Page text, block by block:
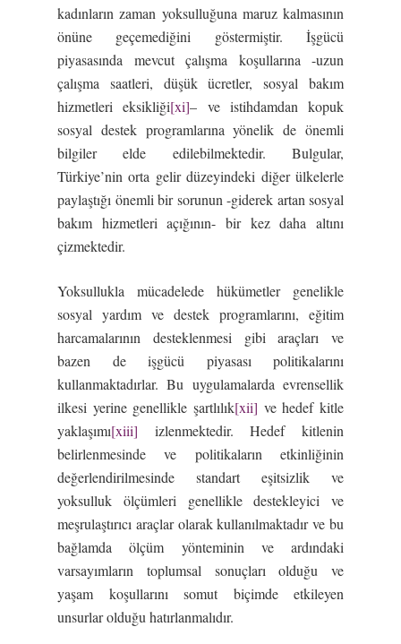
kadınların zaman yoksulluğuna maruz kalmasının
önüne geçemediğini göstermiştir. İşgücü
piyasasında mevcut çalışma koşullarına -uzun
çalışma saatleri, düşük ücretler, sosyal bakım
hizmetleri eksikliği[xi]– ve istihdamdan kopuk
sosyal destek programlarına yönelik de önemli
bilgiler elde edilebilmektedir. Bulgular,
Türkiye’nin orta gelir düzeyindeki diğer ülkelerle
paylaştığı önemli bir sorunun -giderek artan sosyal
bakım hizmetleri açığının- bir kez daha altını
çizmektedir.
Yoksullukla mücadelede hükümetler genelikle
sosyal yardım ve destek programlarını, eğitim
harcamalarının desteklenmesi gibi araçları ve
bazen de işgücü piyasası politikalarını
kullanmaktadırlar. Bu uygulamalarda evrensellik
ilkesi yerine genellikle şartlılık[xii] ve hedef kitle
yaklaşımı[xiii] izlenmektedir. Hedef kitlenin
belirlenmesinde ve politikaların etkinliğinin
değerlendirilmesinde standart eşitsizlik ve
yoksulluk ölçümleri genellikle destekleyici ve
meşrulaştırıcı araçlar olarak kullanılmaktadır ve bu
bağlamda ölçüm yönteminin ve ardındaki
varsayımların toplumsal sonuçları olduğu ve
yaşam koşullarını somut biçimde etkileyen
unsurlar olduğu hatırlanmalıdır.